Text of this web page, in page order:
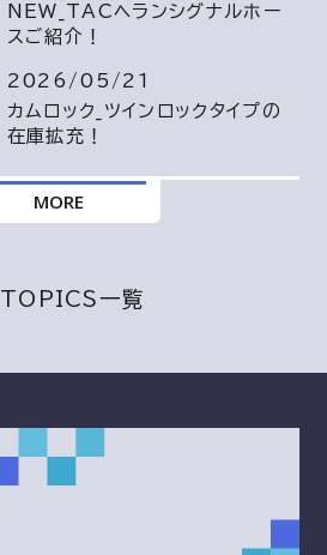
NEW_TACヘランシグナルホー
スご紹介！
2026/05/21
カムロック_ツインロックタイプの
在庫拡充！
MORE
TOPICS一覧